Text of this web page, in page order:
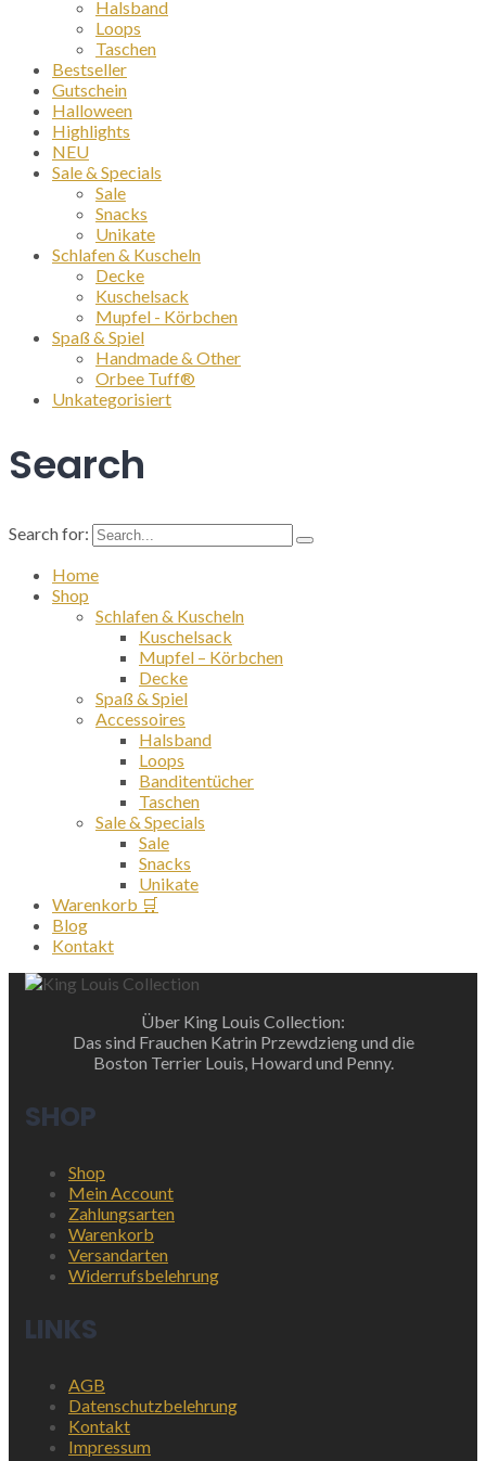
Halsband
Loops
Taschen
Bestseller
Gutschein
Halloween
Highlights
NEU
Sale & Specials
Sale
Snacks
Unikate
Schlafen & Kuscheln
Decke
Kuschelsack
Mupfel - Körbchen
Spaß & Spiel
Handmade & Other
Orbee Tuff®
Unkategorisiert
Search
Search for:
Home
Shop
Schlafen & Kuscheln
Kuschelsack
Mupfel – Körbchen
Decke
Spaß & Spiel
Accessoires
Halsband
Loops
Banditentücher
Taschen
Sale & Specials
Sale
Snacks
Unikate
Warenkorb 🛒
Blog
Kontakt
Über King Louis Collection:
Das sind Frauchen Katrin Przewdzieng und die
Boston Terrier Louis, Howard und Penny.
SHOP
Shop
Mein Account
Zahlungsarten
Warenkorb
Versandarten
Widerrufsbelehrung
LINKS
AGB
Datenschutzbelehrung
Kontakt
Impressum